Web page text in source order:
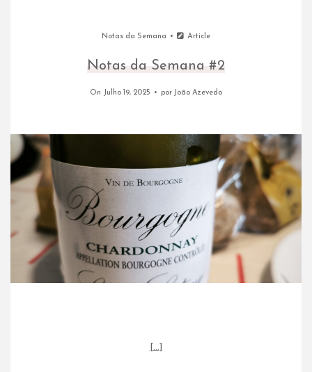
Notas da Semana Article
Notas da Semana #2
On Julho 19, 2025 por João Azevedo
[…]